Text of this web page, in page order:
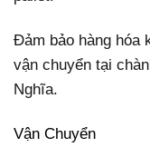
Đảm bảo hàng hóa
vận chuyển tại
Nghĩa.
Vận Chuyển